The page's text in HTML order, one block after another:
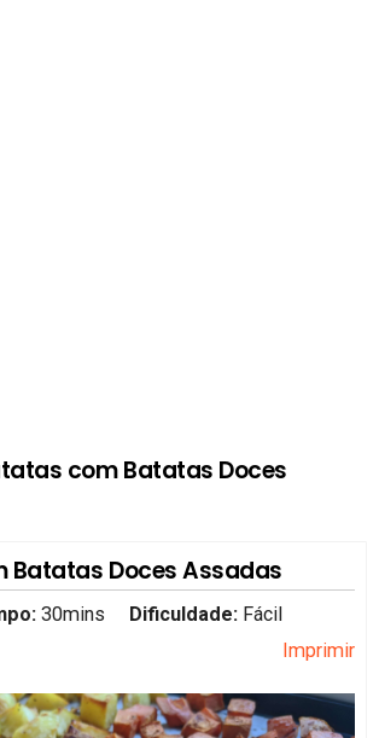
com Batatas Doces
Batatas Doces Assadas
30mins Dificuldade: Fácil
Imprimir